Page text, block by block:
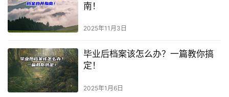
南！
2025年11月3日
毕业后档案该怎么办？一篇教你搞
定！
2025年1月6日